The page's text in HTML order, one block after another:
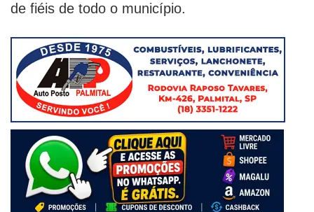
de fiéis de todo o município.